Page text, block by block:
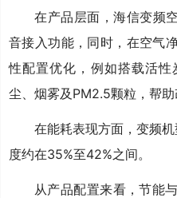
在产品层面，海信变频
音接入功能，同时，在空气
性配置优化，例如搭载活
尘、烟雾及PM2.5颗粒，帮助
在能耗表现方面，变频
度约在35%至42%之间。
从产品配置来看，节能